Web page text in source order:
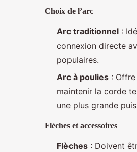
Choix de l’arc
Arc traditionnel :
connexion directe
populaires.
Arc à poulies :
maintenir la corde
une plus grande
Flèches et accessoires
Flèches : Doivent